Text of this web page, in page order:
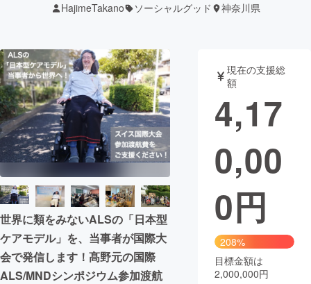
テクノロジー・ガジェット
映像・映画 書籍・雑誌
ビジネス・起業 チャレンジ
まちづくり・地域活性化
CAMPFIRE for Social Good
CAMPFIRE Creation
CAMPFIREふるさと納税
コミュニティ
HajimeTakano ソーシャルグッド 神奈川県
世界に類をみないALSの「日本型
ケアモデル」を、当事者が国際大
会で発信します！髙野元の国際
ALS/MNDシンポジウム参加渡航
現在の支援総
額
4,17
0,00
0円
208%
目標金額は
2,000,000円